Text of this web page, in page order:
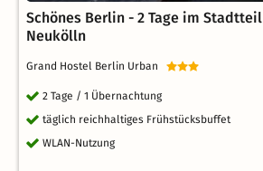
Schönes Berlin - 2 Tage im Stadtteil
Neukölln
Grand Hostel Berlin Urban
2 Tage / 1 Übernachtung
täglich reichhaltiges Frühstücksbuffet
WLAN-Nutzung